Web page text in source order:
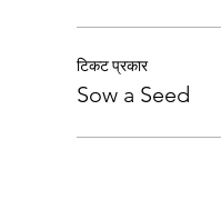
टिकट प्रकार
Sow a Seed